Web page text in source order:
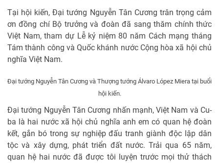
Tại hội kiến, Đại tướng Nguyễn Tân Cương trân trọng cảm
ơn đồng chí Bộ trưởng và đoàn đã sang thăm chính thức
Việt Nam, tham dự Lễ kỷ niệm 80 năm Cách mạng tháng
Tám thành công và Quốc khánh nước Cộng hòa xã hội chủ
nghĩa Việt Nam.
Đại tướng Nguyễn Tân Cương và Thượng tướng Álvaro López Miera tại buổi
hội kiến.
Đại tướng Nguyễn Tân Cương nhấn mạnh, Việt Nam và Cu-
ba là hai nước xã hội chủ nghĩa anh em có quan hệ đoàn
kết, gắn bó trong sự nghiệp đấu tranh giành độc lập dân
tộc và xây dựng, phát triển đất nước. Trải qua 65 năm,
quan hệ hai nước đã được tôi luyện trước mọi thử thách